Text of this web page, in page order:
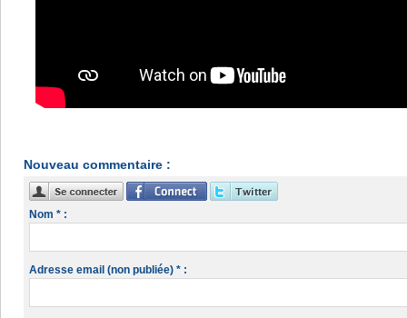
Nouveau commentaire :
Nom * :
Adresse email (non publiée) * :